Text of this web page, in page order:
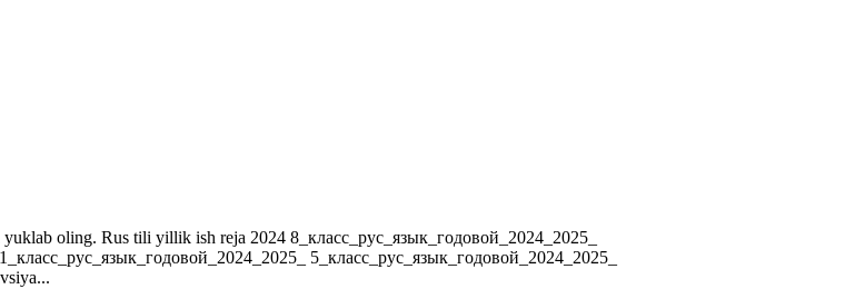
oling. Rus tili yillik ish reja 2024 8_класс_рус_язык_годовой_2024_2025_
5_класс_рус_язык_годовой_2024_2025_